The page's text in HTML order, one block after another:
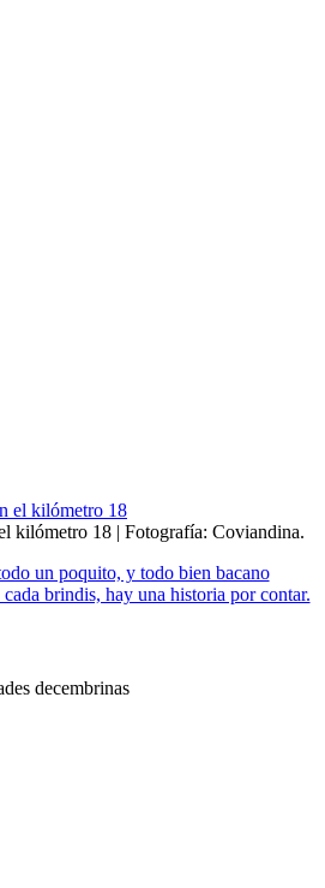
kilómetro 18 | Fotografía: Coviandina.